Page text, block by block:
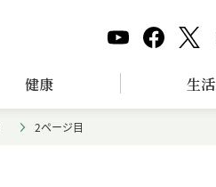
健康 生活
2ページ目